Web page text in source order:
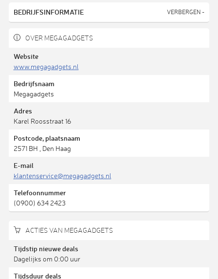
BEDRIJFSINFORMATIE VERBERGEN -
OVER MEGAGADGETS
Website
www.megagadgets.nl
Bedrijfsnaam
Megagadgets
Adres
Karel Roosstraat 16
Postcode, plaatsnaam
2571 BH , Den Haag
E-mail
klantenservice@megagadgets.nl
Telefoonnummer
(0900) 634 2423
ACTIES VAN MEGAGADGETS
Tijdstip nieuwe deals
Dagelijks om 0:00 uur
Tijdsduur deals